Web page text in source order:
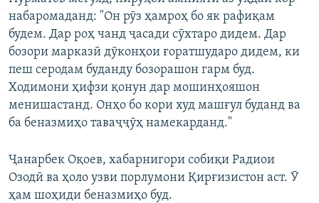
набаромаданд: "Он рӯз ҳамроҳ бо як рафиқам
будем. Дар роҳ чанд ҷасади сӯхтаро дидем. Дар
бозори марказӣ дӯконҳои ғоратшударо дидем, ки
пеш серодам буданду бозорашон гарм буд.
Ходимони ҳифзи қонун дар мошинҳояшон
менишастанд. Онҳо бо кори худ машғул буданд ва
ба беназмиҳо таваҷҷӯҳ намекарданд."
Ҷанарбек Оқоев, хабарнигори собиқи Радиои
Озодӣ ва ҳоло узви порлумони Қирғизистон аст. Ӯ
ҳам шоҳиди беназмиҳо буд.